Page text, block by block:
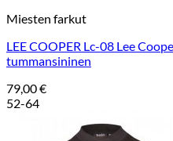
Miesten farkut
LEE COOPER Lc-08 Lee
tummansininen
79,00€
52-64